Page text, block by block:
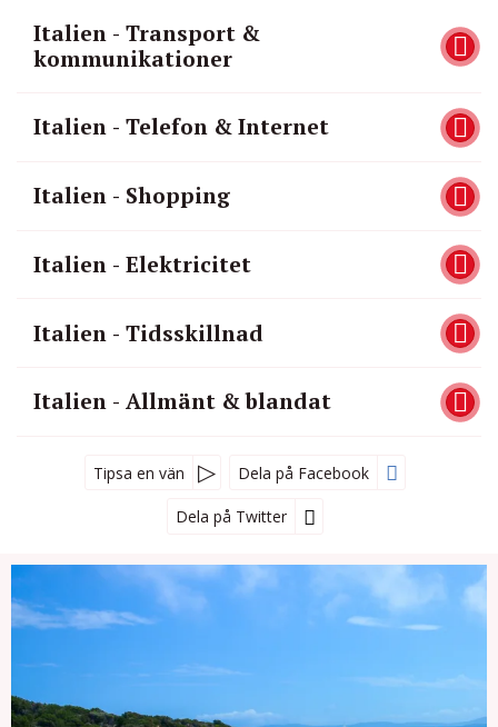
Italien - Transport &
kommunikationer
Italien - Telefon & Internet
Italien - Shopping
Italien - Elektricitet
Italien - Tidsskillnad
Italien - Allmänt & blandat
Tipsa en vän Dela på Facebook
Dela på Twitter